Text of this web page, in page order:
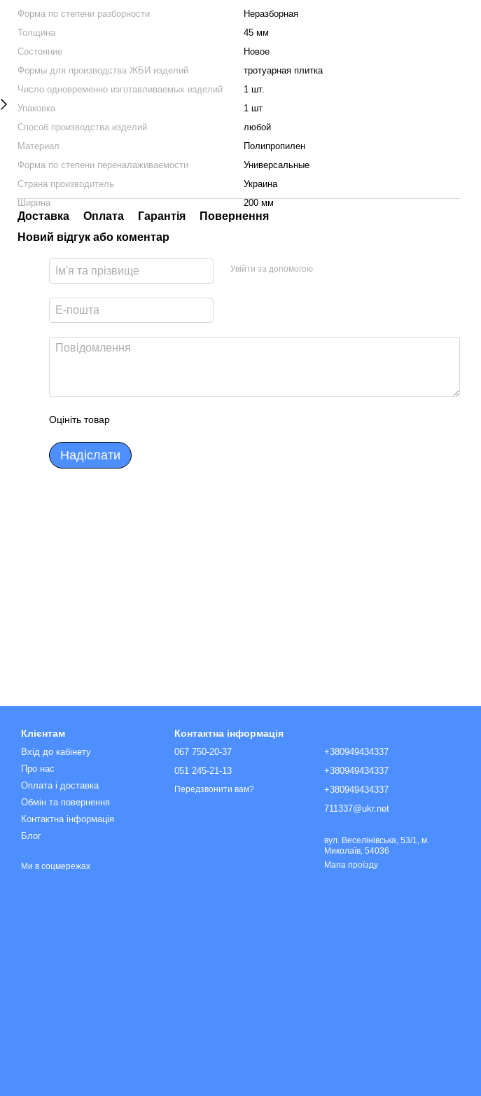
Форма по степени разборности
Неразборная
Толщина
45 мм
Состояние
Новое
Формы для производства ЖБИ изделий
тротуарная плитка
Число одновременно изготавливаемых изделий
1 шт.
Упаковка
1 шт
Способ производства изделий
любой
Материал
Полипропилен
Форма по степени переналаживаемости
Универсальные
Страна производитель
Украина
Ширина
200 мм
Доставка Оплата Гарантія
Повернення
Новий відгук або коментар
Увійти за допомогою
Оцініть товар
Надіслати
Клієнтам
Вхід до кабінету
Про нас
Оплата і доставка
Обмін та повернення
Контактна інформація
Блог
Ми в соцмережах
Контактна інформація
067 750-20-37
051 245-21-13
Передзвонити вам?
+380949434337
+380949434337
+380949434337
711337@ukr.net
вул. Веселінівська, 53/1, м.
Миколаїв, 54036
Мапа проїзду